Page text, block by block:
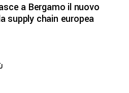
a Bergamo il nuovo
supply chain europea